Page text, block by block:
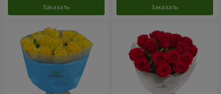
Заказать Заказать